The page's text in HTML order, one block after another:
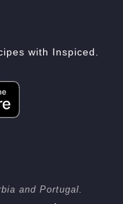
with Inspiced.
and Portugal.